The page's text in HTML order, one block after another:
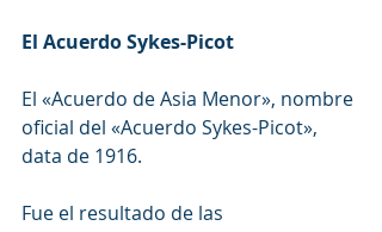
El Acuerdo Sykes-Picot
El «Acuerdo de Asia Menor», nombre
oficial del «Acuerdo Sykes-Picot»,
data de 1916.
Fue el resultado de las